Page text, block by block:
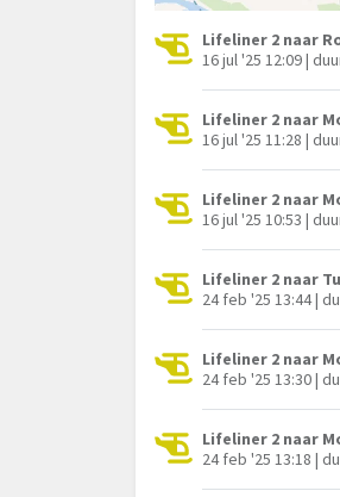
Lifeliner 2 naar
16 jul '25 12:09 |
Lifeliner 2 naar
16 jul '25 11:28 |
Lifeliner 2 naar
16 jul '25 10:53 |
Lifeliner 2 naar
24 feb '25 13:44 |
Lifeliner 2 naar
24 feb '25 13:30 |
Lifeliner 2 naar
24 feb '25 13:18 |